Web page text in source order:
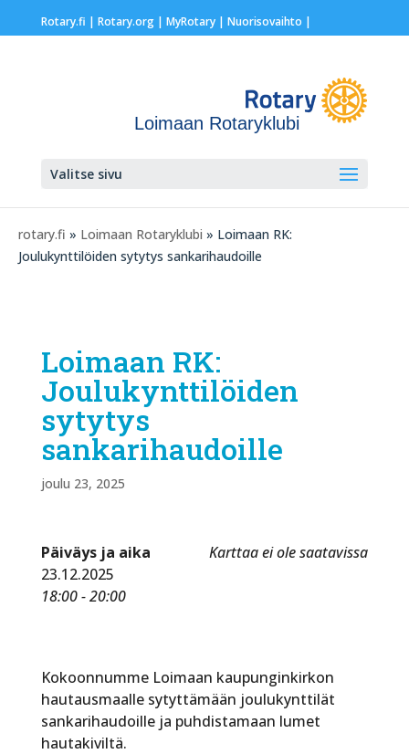
Rotary.fi | Rotary.org| MyRotary | Nuorisovaihto |
Loimaan Rotaryklubi
Valitse sivu
rotary.fi » Loimaan Rotaryklubi » Loimaan RK:
Joulukynttilöiden sytytys sankarihaudoille
Loimaan RK:
Joulukynttilöiden
sytytys
sankarihaudoille
joulu 23, 2025
Karttaa ei ole saatavissa
Päiväys ja aika
23.12.2025
18:00 - 20:00
Kokoonnumme Loimaan kaupunginkirkon
hautausmaalle sytyttämään joulukynttilät
sankarihaudoille ja puhdistamaan lumet
hautakiviltä.